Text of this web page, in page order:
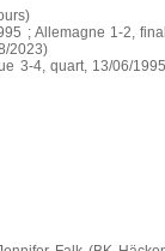
; Allemagne 1-2,
2023)
3-4, quart, 13/06/